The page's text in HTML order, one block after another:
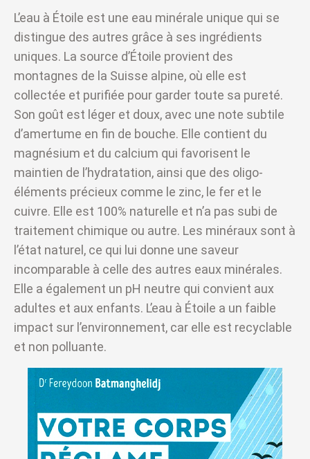
L’eau à Étoile est une eau minérale unique qui se
distingue des autres grâce à ses ingrédients
uniques. La source d’Étoile provient des
montagnes de la Suisse alpine, où elle est
collectée et purifiée pour garder toute sa pureté.
Son goût est léger et doux, avec une note subtile
d’amertume en fin de bouche. Elle contient du
magnésium et du calcium qui favorisent le
maintien de l’hydratation, ainsi que des oligo-
éléments précieux comme le zinc, le fer et le
cuivre. Elle est 100% naturelle et n’a pas subi de
traitement chimique ou autre. Les minéraux sont à
l’état naturel, ce qui lui donne une saveur
incomparable à celle des autres eaux minérales.
Elle a également un pH neutre qui convient aux
adultes et aux enfants. L’eau à Étoile a un faible
impact sur l’environnement, car elle est recyclable
et non polluante.